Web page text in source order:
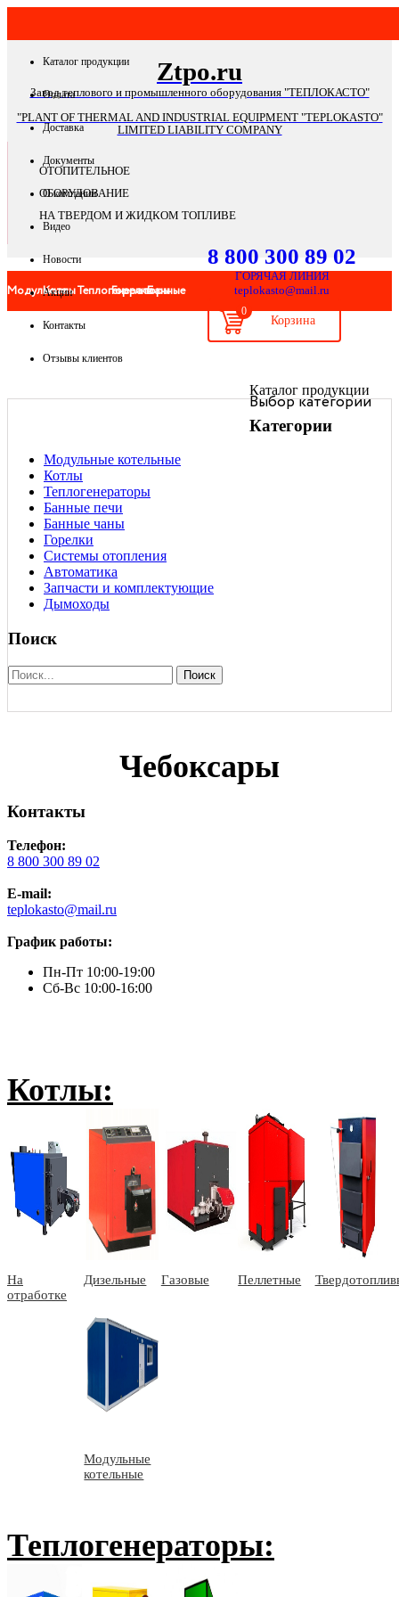
Каталог продукции
Оплата
Доставка
Документы
О компании
Видео
Новости
Акции
Контакты
Отзывы клиентов
Ztpo.ru
Завод теплового и промышленного оборудования "ТЕПЛОКАСТО"
"PLANT OF THERMAL AND INDUSTRIAL EQUIPMENT "TEPLOKASTO"
LIMITED LIABILITY COMPANY
ОТОПИТЕЛЬНОЕ
ОБОРУДОВАНИЕ
НА ТВЕРДОМ И ЖИДКОМ ТОПЛИВЕ
8 800 300 89 02
ГОРЯЧАЯ ЛИНИЯ
teplokasto@mail.ru
0
Модульные
котельные
КотлыТеплогенераторы
ГорелкиБанные
чаны отопленияВыбор категории
Каталог продукции
Категории
Модульные котельные
Котлы
Теплогенераторы
Банные печи
Банные чаны
Горелки
Системы отопления
Автоматика
Запчасти и комплектующие
Дымоходы
Поиск
Поиск
Чебоксары
Контакты
Телефон:
8 800 300 89 02
E-mail:
teplokasto@mail.ru
График работы:
Пн-Пт 10:00-19:00
Сб-Вс 10:00-16:00
Котлы:
На
отработке
Дизельные Газовые Пеллетные
Модульные
котельные
Теплогенераторы: